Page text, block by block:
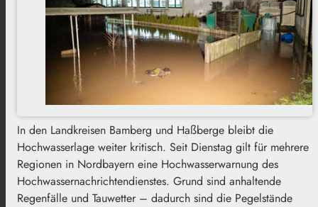
In den Landkreisen Bamberg und Haßberge bleibt die
Hochwasserlage weiter kritisch. Seit Dienstag gilt für mehrere
Regionen in Nordbayern eine Hochwasserwarnung des
Hochwassernachrichtendienstes. Grund sind anhaltende
Regenfälle und Tauwetter – dadurch sind die Pegelstände